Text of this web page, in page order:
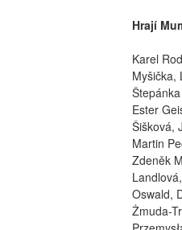
Hrají
Karel
Myšička,
Ester
Šišková,
Martin
Zdeněk
Oswald,
Żmuda-